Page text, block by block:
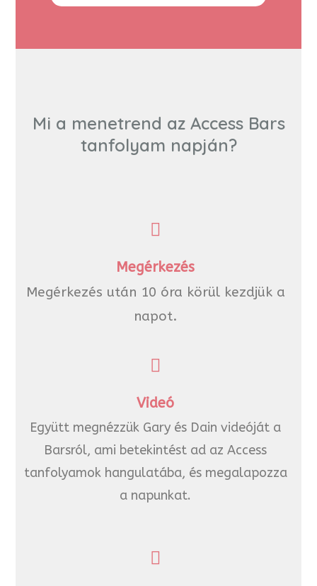
Mi a menetrend az Access Bars
tanfolyam napján?
Megérkezés
Megérkezés után 10 óra körül kezdjük a
napot.
Videó
Együtt megnézzük Gary és Dain videóját a
Barsról, ami betekintést ad az Access
tanfolyamok hangulatába, és megalapozza
a napunkat.